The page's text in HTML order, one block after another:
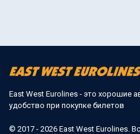
East West Eurolines - это хорошие
удобство при покупке билетов
© 2017 - 2026 East West Eurolines.